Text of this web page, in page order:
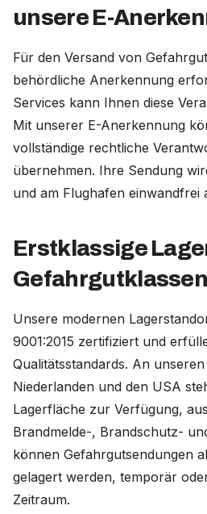
unsere E-
Für den Versand von
behördliche Anerkennung
Services kann Ihnen diese
Mit unserer E-Anerkennung
vollständige rechtliche
übernehmen. Ihre Sendung
und am Flughafen einwandfrei
Erstklassige
Gefahrgutklassen
Unsere modernen
9001:2015 zertifiziert und
Qualitätsstandards. An
Niederlanden und den USA
Lagerfläche zur Verfügung,
Brandmelde-, Brandschutz-
können Gefahrgutsendungen
gelagert werden, temporär
Zeitraum.